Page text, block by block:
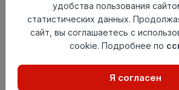
Теплый пол
до +27 градусов
Фаска
Без фаски
Замок
Clic It
Россия
удобства пользования
статистических данных.
сайт, вы соглашаетесь с
cookie. Подробнее по
Я согласен